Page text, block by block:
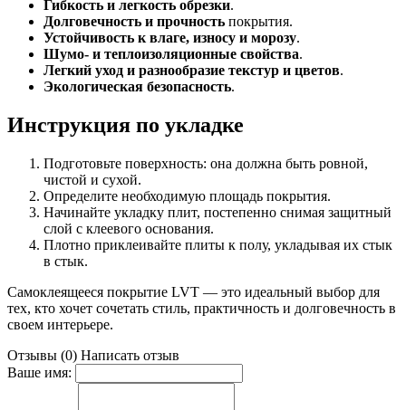
Гибкость и легкость обрезки.
Долговечность и прочность покрытия.
Устойчивость к влаге, износу и морозу.
Шумо- и теплоизоляционные свойства.
Легкий уход и разнообразие текстур и цветов.
Экологическая безопасность.
Инструкция по укладке
Подготовьте поверхность: она должна быть ровной,
чистой и сухой.
Определите необходимую площадь покрытия.
Начинайте укладку плит, постепенно снимая защитный
слой с клеевого основания.
Плотно приклеивайте плиты к полу, укладывая их стык
в стык.
Самоклеящееся покрытие LVT — это идеальный выбор для
тех, кто хочет сочетать стиль, практичность и долговечность в
своем интерьере.
Отзывы (0) Написать отзыв
Ваше имя: